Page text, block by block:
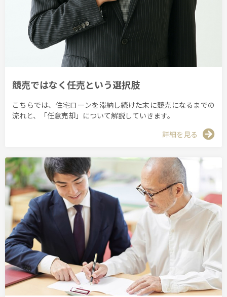
競売ではなく任売という選択肢
こちらでは、住宅ローンを滞納し続けた末に競売になるまでの
流れと、「任意売却」について解説していきます。
詳細を見る